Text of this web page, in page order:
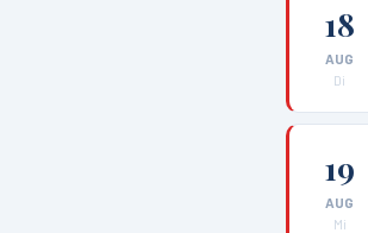
18
AUG
Di
19
AUG
Mi